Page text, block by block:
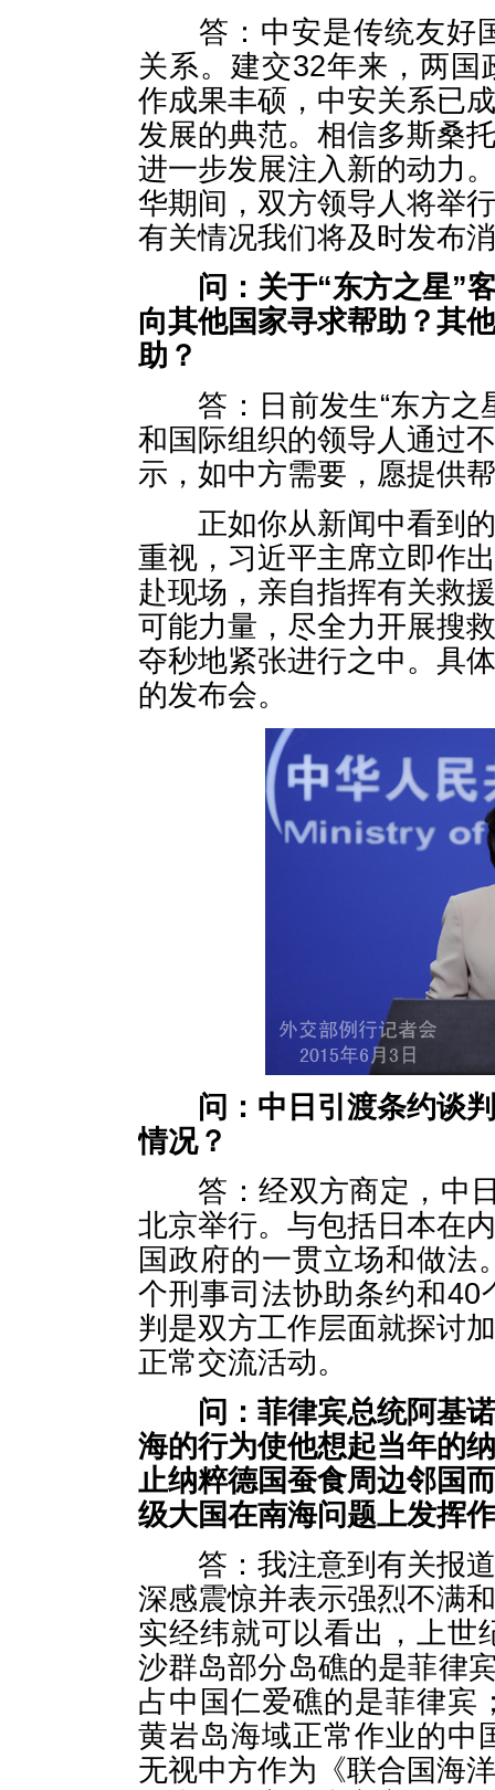
答：中安是传统友好国
关系。建交32年来，两
作成果丰硕，中安关系已
发展的典范。相信多斯桑
进一步发展注入新的动力
华期间，双方领导人将举
有关情况我们将及时发布
问：关于“东方之星”
向其他国家寻求帮助？其
助？
答：日前发生“东方之
和国际组织的领导人通过
示，如中方需要，愿提供
正如你从新闻中看到的
重视，习近平主席立即作
赴现场，亲自指挥有关救
可能力量，尽全力开展搜
夺秒地紧张进行之中。具
的发布会。
问：中日引渡条约谈
情况？
答：经双方商定，中日
北京举行。与包括日本在
国政府的一贯立场和做法
个刑事司法协助条约和
判是双方工作层面就探讨
正常交流活动。
问： 菲律宾总统阿基
海的行为使他想起当年的
止纳粹德国蚕食周边邻国
级大国在南海问题上发挥
答：我注意到有关报道
深感震惊并表示强烈不满
实经纬就可以看出，上世
沙群岛部分岛礁的是菲律
占中国仁爱礁的是菲律宾
黄岩岛海域正常作业的中
无视中方作为《联合国海